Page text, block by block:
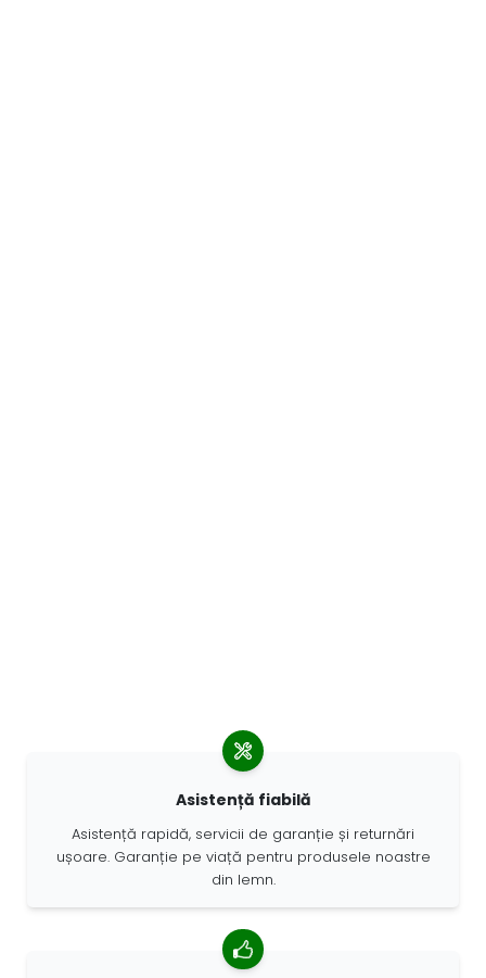
Asistență fiabilă
Asistență rapidă, servicii de garanție și returnări
ușoare. Garanție pe viață pentru produsele noastre
din lemn.